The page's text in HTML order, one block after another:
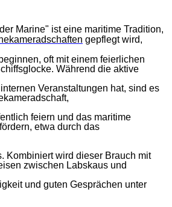
Marine" ist eine maritime Tradition,
gepflegt wird,
oft mit einem feierlichen
Während die aktive
Veranstaltungen hat, sind es
feiern und das maritime
etwa durch das
Kombiniert wird dieser Brauch mit
zwischen Labskaus und
und guten Gesprächen unter